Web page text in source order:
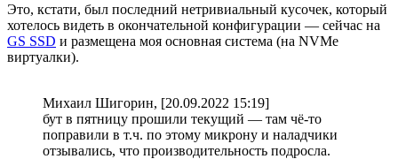
Это, кстати, был последний нетривиальный кусочек, который
хотелось видеть в окончательной конфигурации — сейчас на
GS SSD и размещена моя основная система (на NVMe
виртуалки).
Михаил Шигорин, [20.09.2022 15:19]
бут в пятницу прошили текущий — там чё-то
поправили в т.ч. по этому микрону и наладчики
отзывались, что производительность подросла.